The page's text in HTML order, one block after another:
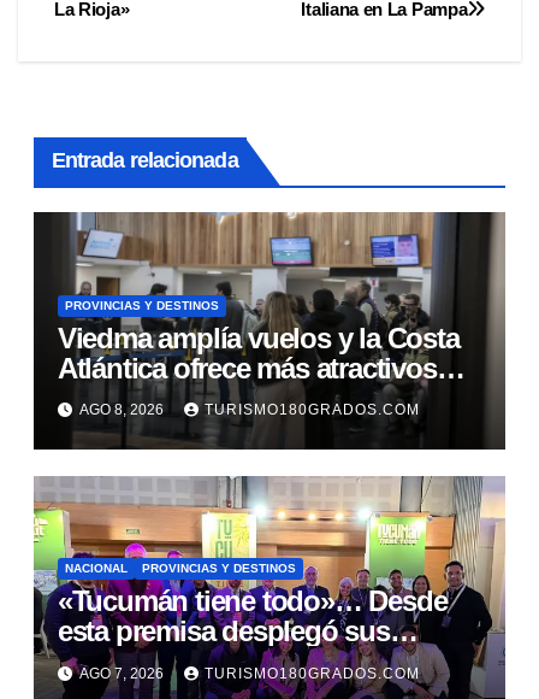
Italiana en La Pampa
La Rioja»
Entrada relacionada
PROVINCIAS Y DESTINOS
Viedma amplía vuelos y la Costa
Atlántica ofrece más atractivos
turísticos
AGO 8, 2026 TURISMO180GRADOS.COM
NACIONAL PROVINCIAS Y DESTINOS
«Tucumán tiene todo»… Desde
esta premisa desplegó sus
propuestas en el Meet Up
Argentina
AGO 7, 2026 TURISMO180GRADOS.COM